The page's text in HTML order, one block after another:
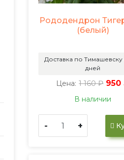
Рододендрон
(белый)
Доставка по Тимашевску
дней
Цена: 1 160 ₽ 950
В наличии
- +